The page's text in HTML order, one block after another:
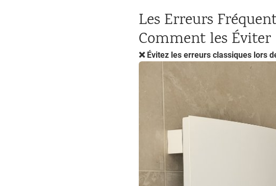
Les Erreurs
Comment les Éviter
❌ Évitez les erreurs classiques lors